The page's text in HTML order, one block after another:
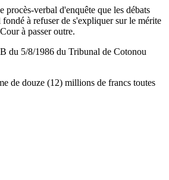
verbal d'enquête que les débats
à refuser de s'expliquer sur le mérite
à passer outre.
du 5/8/1986 du Tribunal de Cotonou
de douze (12) millions de francs toutes